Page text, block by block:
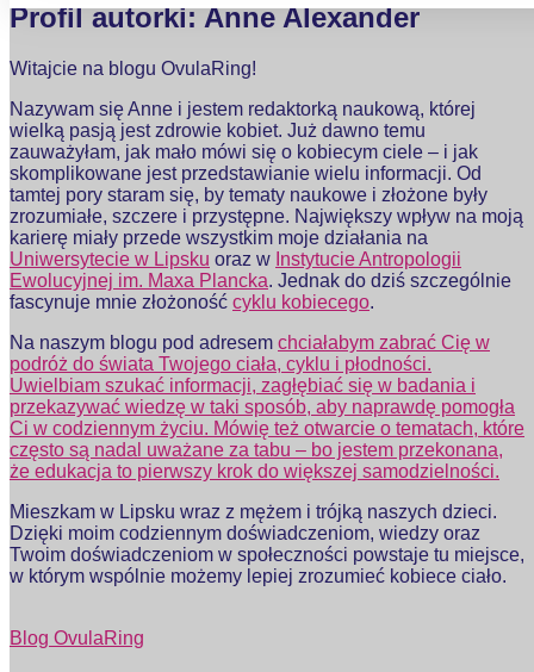
Profil autorki: Anne Alexander
Witajcie na blogu OvulaRing!
Nazywam się Anne i jestem redaktorką naukową, której
wielką pasją jest zdrowie kobiet. Już dawno temu
zauważyłam, jak mało mówi się o kobiecym ciele – i jak
skomplikowane jest przedstawianie wielu informacji. Od
tamtej pory staram się, by tematy naukowe i złożone były
zrozumiałe, szczere i przystępne. Największy wpływ na moją
karierę miały przede wszystkim moje działania na
Uniwersytecie w Lipsku oraz w Instytucie Antropologii
Ewolucyjnej im. Maxa Plancka. Jednak do dziś szczególnie
fascynuje mnie złożoność cyklu kobiecego.
Na naszym blogu pod adresem chciałabym zabrać Cię w
podróż do świata Twojego ciała, cyklu i płodności.
Uwielbiam szukać informacji, zagłębiać się w badania i
przekazywać wiedzę w taki sposób, aby naprawdę pomogła
Ci w codziennym życiu. Mówię też otwarcie o tematach, które
często są nadal uważane za tabu – bo jestem przekonana,
że edukacja to pierwszy krok do większej samodzielności.
Mieszkam w Lipsku wraz z mężem i trójką naszych dzieci.
Dzięki moim codziennym doświadczeniom, wiedzy oraz
Twoim doświadczeniom w społeczności powstaje tu miejsce,
w którym wspólnie możemy lepiej zrozumieć kobiece ciało.
Blog OvulaRing